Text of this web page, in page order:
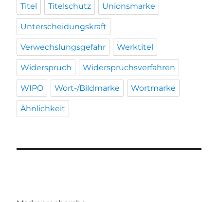
Titel Titelschutz Unionsmarke
Unterscheidungskraft
Verwechslungsgefahr Werktitel
Widerspruch Widerspruchsverfahren
WIPO Wort-/Bildmarke Wortmarke
Ähnlichkeit